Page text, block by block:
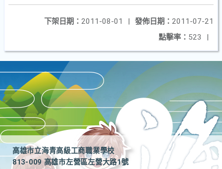
發佈日期： 2011-07-21
下架日期： 2011-08-01
|
點擊率： 523 |
高雄市立海青高級工商職業學校
813-009 高雄市左營區左營大路1號